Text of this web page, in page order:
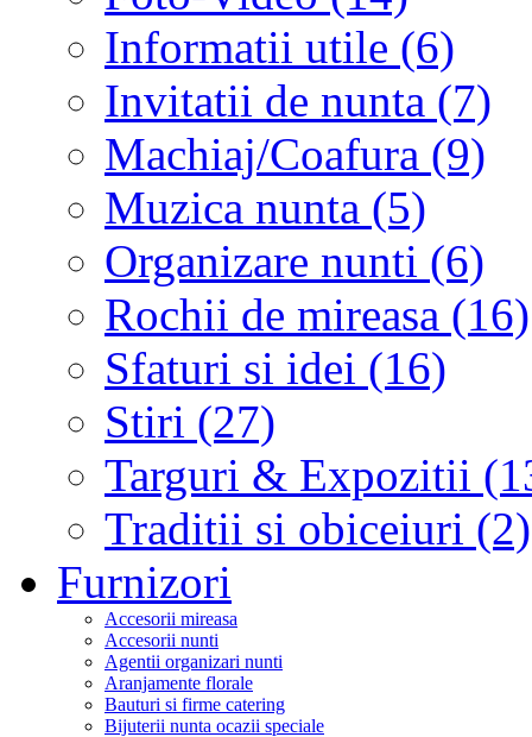
Informatii utile (6)
Invitatii de nunta (7)
Machiaj/Coafura (9)
Muzica nunta (5)
Organizare nunti (6)
Rochii de mireasa (16)
Sfaturi si idei (16)
Stiri (27)
Targuri & Expozitii
Traditii si obiceiuri (2)
Furnizori
Accesorii mireasa
Accesorii nunti
Agentii organizari nunti
Aranjamente florale
Bauturi si firme catering
Bijuterii nunta ocazii speciale